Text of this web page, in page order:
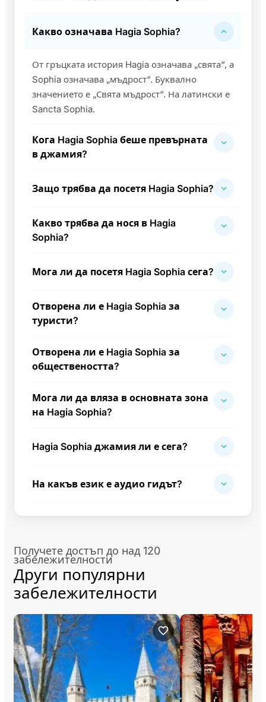
Какво означава Hagia Sophia?
От гръцката история Hagia означава „свята“, а
Sophia означава „мъдрост“. Буквално
значението е „Свята мъдрост“. На латински е
Sancta Sophia.
Кога Hagia Sophia беше превърната
в джамия?
Защо трябва да посетя Hagia Sophia?
Какво трябва да нося в Hagia
Sophia?
Мога ли да посетя Hagia Sophia сега?
Отворена ли е Hagia Sophia за
туристи?
Отворена ли е Hagia Sophia за
обществеността?
Мога ли да вляза в основната зона
на Hagia Sophia?
Hagia Sophia джамия ли е сега?
На какъв език е аудио гидът?
Получете достъп до над 120
забележителности
Други популярни
забележителности